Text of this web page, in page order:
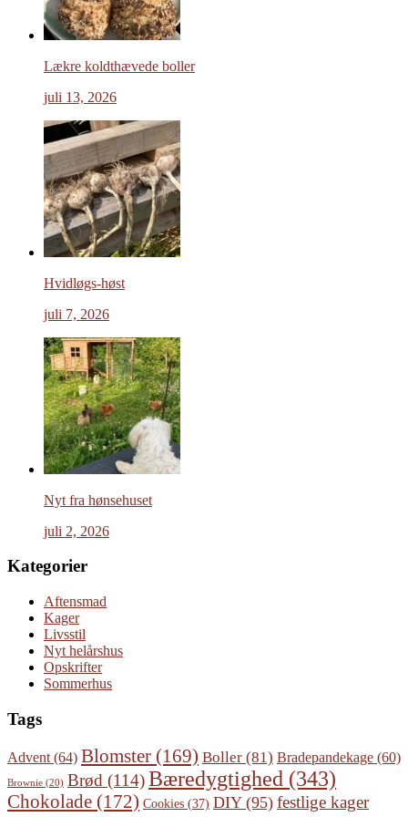
Lækre koldthævede boller
juli 13, 2026
Hvidløgs-høst
juli 7, 2026
Nyt fra hønsehuset
juli 2, 2026
Kategorier
Aftensmad
Kager
Livsstil
Nyt helårshus
Opskrifter
Sommerhus
Tags
Advent (64) Blomster (169) Boller (81) Bradepandekage (60)
Brownie (20) Brød (114)Bæredygtighed (343)
Chokolade (172) Cookies (37) DIY(95) festlige kager